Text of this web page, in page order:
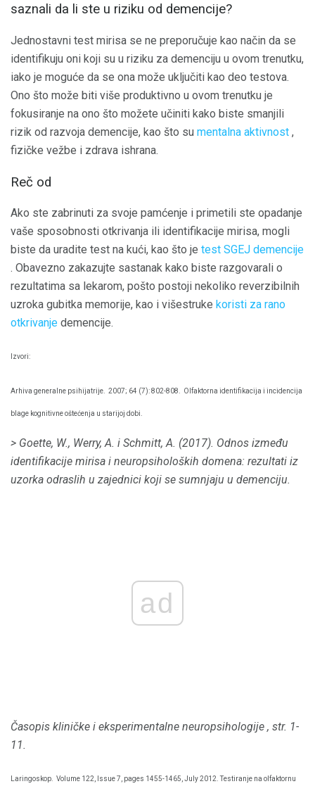
saznali da li ste u riziku od demencije?
Jednostavni test mirisa se ne preporučuje kao način da se
identifikuju oni koji su u riziku za demenciju u ovom trenutku,
iako je moguće da se ona može uključiti kao deo testova.
Ono što može biti više produktivno u ovom trenutku je
fokusiranje na ono što možete učiniti kako biste smanjili
rizik od razvoja demencije, kao što su mentalna aktivnost ,
fizičke vežbe i zdrava ishrana.
Reč od
Ako ste zabrinuti za svoje pamćenje i primetili ste opadanje
vaše sposobnosti otkrivanja ili identifikacije mirisa, mogli
biste da uradite test na kući, kao što je test SGEJ demencije
. Obavezno zakazujte sastanak kako biste razgovarali o
rezultatima sa lekarom, pošto postoji nekoliko reverzibilnih
uzroka gubitka memorije, kao i višestruke koristi za rano
otkrivanje demencije.
Izvori:
Arhiva generalne psihijatrije. 2007; 64 (7): 802-808. Olfaktorna identifikacija i incidencija
blage kognitivne oštećenja u starijoj dobi.
> Goette, W., Werry, A. i Schmitt, A. (2017). Odnos između
identifikacije mirisa i neuropsiholoških domena: rezultati iz
uzorka odraslih u zajednici koji se sumnjaju u demenciju.
ad
Časopis kliničke i eksperimentalne neuropsihologije , str. 1-
11.
Laringoskop. Volume 122, Issue 7, pages 1455-1465, July 2012. Testiranje na olfaktornu